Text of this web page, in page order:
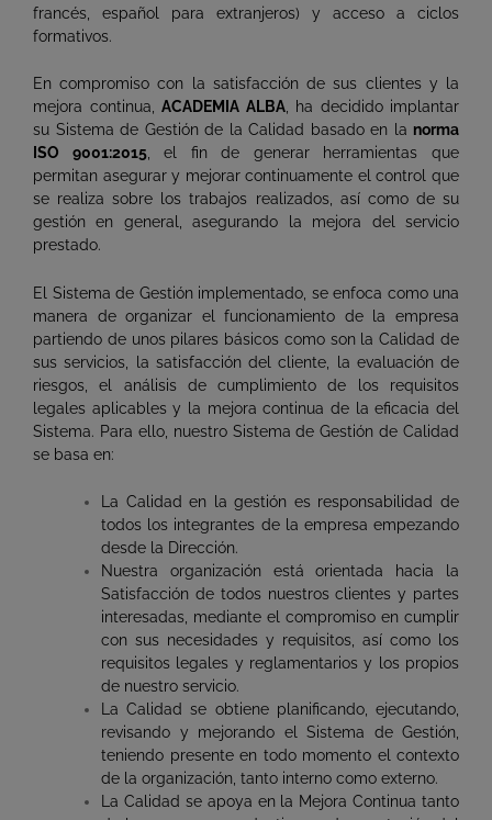
francés, español para extranjeros) y acceso a ciclos
formativos.
En compromiso con la satisfacción de sus clientes y la
mejora continua, ACADEMIA ALBA, ha decidido implantar
su Sistema de Gestión de la Calidad basado en la norma
ISO 9001:2015, el fin de generar herramientas que
permitan asegurar y mejorar continuamente el control que
se realiza sobre los trabajos realizados, así como de su
gestión en general, asegurando la mejora del servicio
prestado.
El Sistema de Gestión implementado, se enfoca como una
manera de organizar el funcionamiento de la empresa
partiendo de unos pilares básicos como son la Calidad de
sus servicios, la satisfacción del cliente, la evaluación de
riesgos, el análisis de cumplimiento de los requisitos
legales aplicables y la mejora continua de la eficacia del
Sistema. Para ello, nuestro Sistema de Gestión de Calidad
se basa en:
La Calidad en la gestión es responsabilidad de
todos los integrantes de la empresa empezando
desde la Dirección.
Nuestra organización está orientada hacia la
Satisfacción de todos nuestros clientes y partes
interesadas, mediante el compromiso en cumplir
con sus necesidades y requisitos, así como los
requisitos legales y reglamentarios y los propios
de nuestro servicio.
La Calidad se obtiene planificando, ejecutando,
revisando y mejorando el Sistema de Gestión,
teniendo presente en todo momento el contexto
de la organización, tanto interno como externo.
La Calidad se apoya en la Mejora Continua tanto